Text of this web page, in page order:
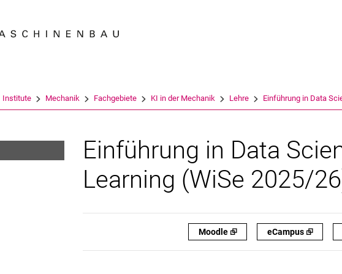
Suchbegriff
Institute Mechanik Fachgebiete KI in der Mechanik Lehre Einführung in Data
Einführung in Data
Learning (WiSe 2025/
Moodle ⮺ eCampus ⮺